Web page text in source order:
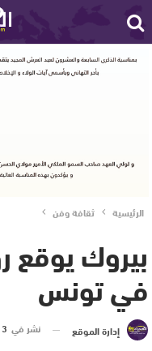
الرئيسية ثقافة وفن
بيروك يوقع
في تونس
إدارة الموقع نشر في 3 فبراير 2018 الساعة 1 و 30 دقيقة